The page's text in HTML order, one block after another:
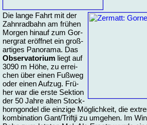
Die lan­ge Fahrt mit der
Zahn­rad­bahn am frü­hen
Mor­gen hin­auf zum Gor­
ner­grat er­öff­net ein groß­
ar­ti­ges Pa­n­ora­ma. Das
Ob­ser­va­to­ri­um liegt auf
3090 m Hö­he, zu er­rei­
chen über ei­nen Fuß­weg
oder ei­nen Auf­zug. Frü­
her war die ers­te Sek­ti­on
der 50 Jah­re al­ten Stock­
horn­gon­del die ein­zi­ge Mög­lich­keit, die
kom­bi­na­ti­on Gant/Trift­ji zu um­ge­hen. Im